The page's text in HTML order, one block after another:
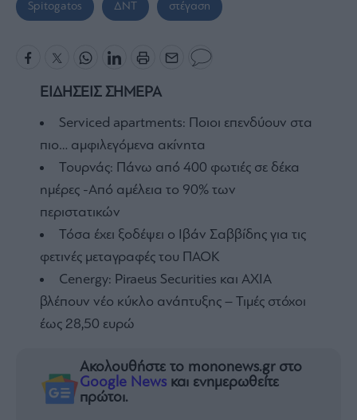
Spitogatos ΔΝΤ στέγαση
ΕΙΔΗΣΕΙΣ ΣΗΜΕΡΑ
Serviced apartments: Ποιοι επενδύουν στα
πιο… αμφιλεγόμενα ακίνητα
Τουρνάς: Πάνω από 400 φωτιές σε δέκα
ημέρες -Από αμέλεια το 90% των
περιστατικών
Τόσα έχει ξοδέψει ο Ιβάν Σαββίδης για τις
φετινές μεταγραφές του ΠΑΟΚ
Cenergy: Piraeus Securities και AXIA
βλέπουν νέο κύκλο ανάπτυξης – Τιμές στόχοι
έως 28,50 ευρώ
Ακολουθήστε το mononews.gr στο
Google News και ενημερωθείτε
πρώτοι.